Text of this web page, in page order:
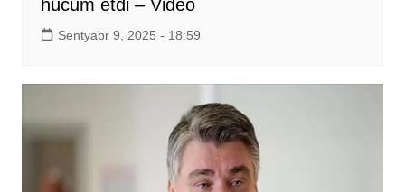
hücum etdi – Video
Sentyabr 9, 2025 - 18:59